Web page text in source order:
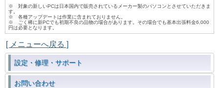
※ 対象の新しいPCは日本国内で販売されているメーカー製のパソコンとさせていただきま
す。
※ 各種アップデートは作業に含まれておりません。
※ ごく稀に新PCでも初期不良の品物の場合があります。その場合でも基本出張料金6,000
円は必要となります。
[ メニューへ戻る ]
設定・修理・サポート
お問い合わせ